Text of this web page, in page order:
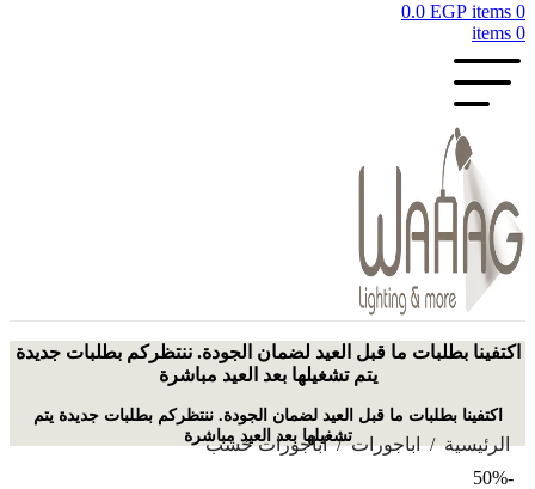
0
items
0.0 EGP
0
items
اكتفينا بطلبات ما قبل العيد لضمان الجودة. ننتظركم بطلبات جديدة
يتم تشغيلها بعد العيد مباشرة
اكتفينا بطلبات ما قبل العيد لضمان الجودة. ننتظركم بطلبات جديدة يتم
تشغيلها بعد العيد مباشرة
الرئيسية/ اباجورات/ اباجورات خشب
-50%